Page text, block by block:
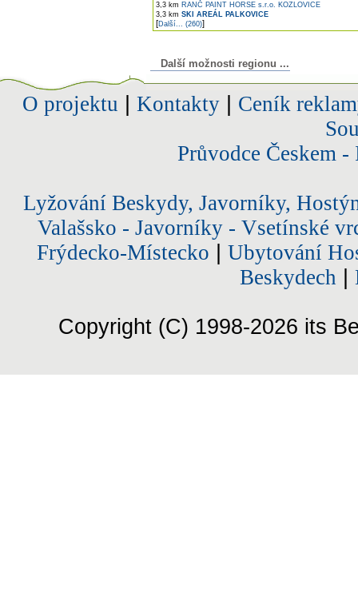
3,3 km RANČ PAINT HORSE s.r.o. KOZLOVICE
3,3 km SKI AREÁL PALKOVICE
[Další... (260)]
Další možnosti regionu ...
O projektu Kontakty| Ceník
Průvodce Českem
Lyžování Beskydy, Javorníky,
Valašsko - Javorníky - Vsetínské
Frýdecko-Místecko
Ubytování
Beskydech
Copyright (C) 1998-2026 its